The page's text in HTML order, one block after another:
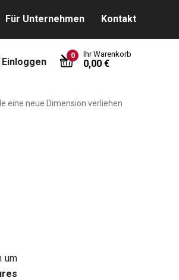
Für Unternehmen Kontakt
Einloggen
0 Ihr Warenkorb
0,00 €
eine neue Dimension verliehen
um